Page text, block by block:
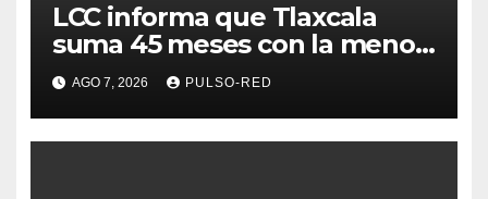
LCC informa que Tlaxcala
suma 45 meses con la menor
tasa de delitos en el país
AGO 7, 2026 PULSO-RED